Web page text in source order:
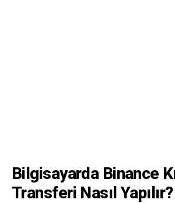
Bilgisayarda Binance
Transferi Nasıl Yapılır?